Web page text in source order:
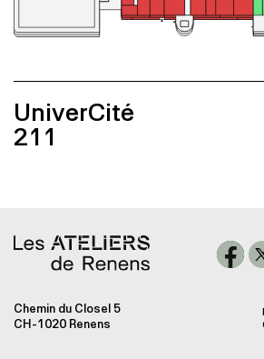
UniverCité
211
Chemin du Closel 5
CH-1020 Renens